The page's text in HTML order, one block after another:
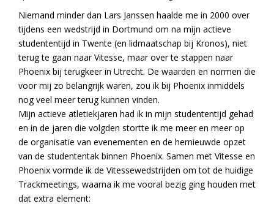
Niemand minder dan Lars Janssen haalde me in 2000 over
tijdens een wedstrijd in Dortmund om na mijn actieve
studententijd in Twente (en lidmaatschap bij Kronos), niet
terug te gaan naar Vitesse, maar over te stappen naar
Phoenix bij terugkeer in Utrecht. De waarden en normen die
voor mij zo belangrijk waren, zou ik bij Phoenix inmiddels
nog veel meer terug kunnen vinden.
Mijn actieve atletiekjaren had ik in mijn studententijd gehad
en in de jaren die volgden stortte ik me meer en meer op
de organisatie van evenementen en de hernieuwde opzet
van de studententak binnen Phoenix. Samen met Vitesse en
Phoenix vormde ik de Vitessewedstrijden om tot de huidige
Trackmeetings, waarna ik me vooral bezig ging houden met
dat extra element: